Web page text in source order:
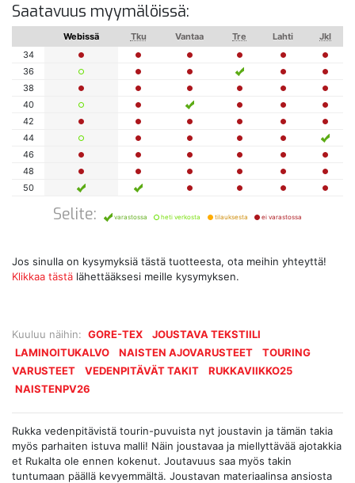
Kuuluu näihin: GORE-TEX
JOUSTAVA TEKSTIILI
LAMINOITUKALVO
NAISTEN AJOVARUSTEET
TOURING
VARUSTEET
VEDENPITÄVÄT TAKIT
RUKKAVIIKKO25
NAISTENPV26
Saatavuus myymälöissä:
Webissä Tku Vantaa Tre Lahti
Jkl
34
36
38
40
42
44
46
48
50
Selite: varastossa heti verkosta tilauksesta ei varastossa
Jos sinulla on kysymyksiä tästä tuotteesta, ota meihin yhteyttä!
Klikkaa tästä lähettääksesi meille kysymyksen.
Rukka vedenpitävistä tourin-puvuista nyt joustavin ja tämän takia
myös parhaiten istuva malli! Näin joustavaa ja miellyttävää ajotakkia
et Rukalta ole ennen kokenut. Joutavuus saa myös takin
tuntumaan päällä kevyemmältä. Joustavan materiaalinsa ansiosta